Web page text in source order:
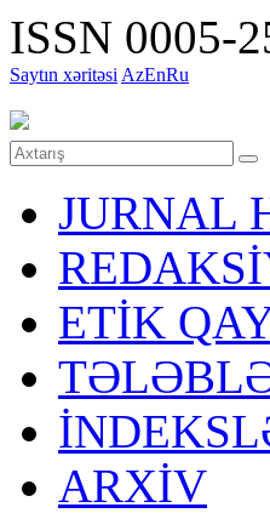
ISSN 0005-
Saytın xəritəsi AzEnRu
JURNAL
ETİK
ARXİV